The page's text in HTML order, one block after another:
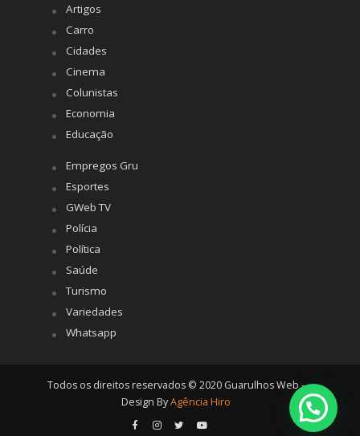
Artigos
Carro
Cidades
Cinema
Colunistas
Economia
Educação
Empregos Gru
Esportes
GWeb TV
Polícia
Política
Saúde
Turismo
Variedades
Whatsapp
Todos os direitos reservados © 2020 Guarulhos Web -
Design ByAgência Hiro